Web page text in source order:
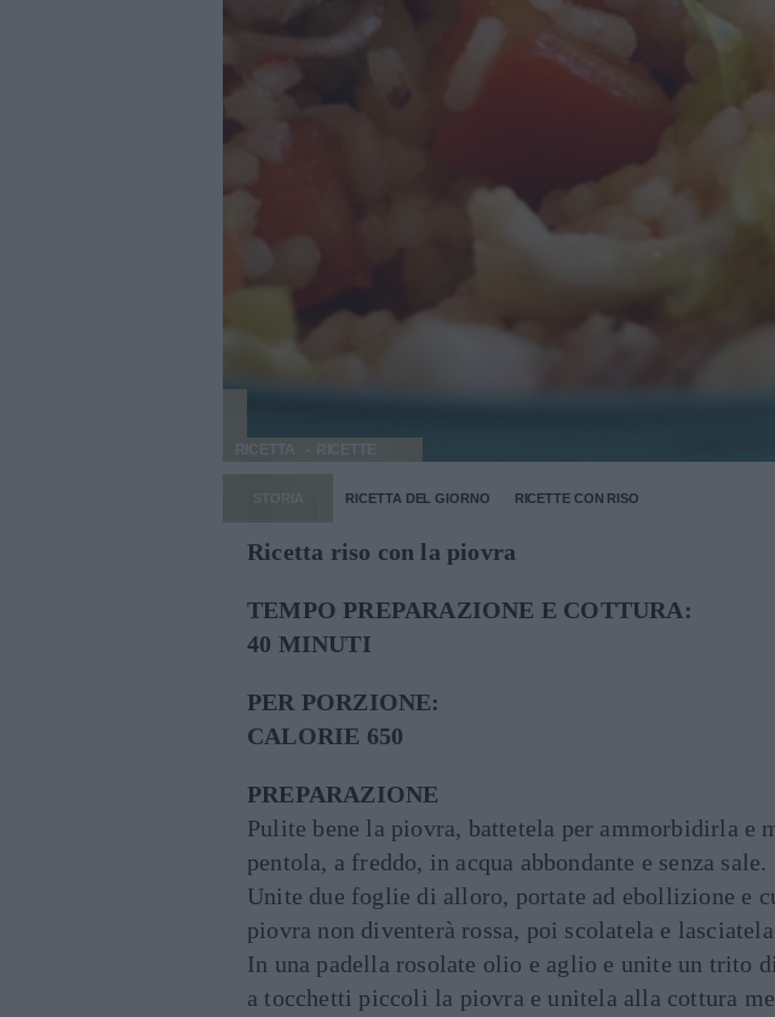
RICETTA
STORIA RICETTA DEL GIORNO RICETTE CON RISO
Ricetta riso con la piovra
TEMPO PREPARAZIONE E COTTURA:
40 MINUTI
PER PORZIONE:
CALORIE 650
PREPARAZIONE
Pulite bene la piovra, battetela per ammorbidirla e
pentola, a freddo, in acqua abbondante e senza sale.
Unite due foglie di alloro, portate ad ebollizione e
piovra non diventerà rossa, poi scolatela e
In una padella rosolate olio e aglio e unite un trito
a tocchetti piccoli la piovra e unitela alla cottura